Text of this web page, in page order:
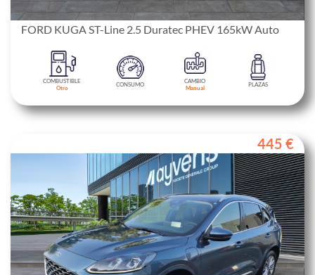
FORD KUGA ST-Line 2.5 Duratec PHEV 165kW Auto
COMBUSTIBLE
Otro
CONSUMO
CAMBIO
Manual
PLAZAS
445 €